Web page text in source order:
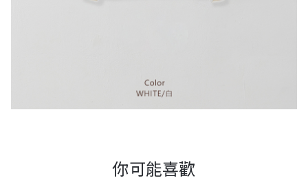
你可能喜歡